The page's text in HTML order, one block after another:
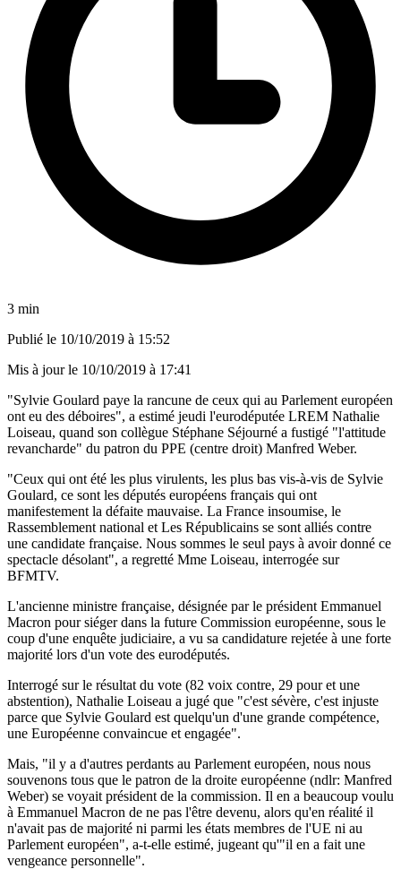
3 min
Publié le 10/10/2019 à 15:52
Mis à jour le 10/10/2019 à 17:41
"Sylvie Goulard paye la rancune de ceux qui au Parlement européen
ont eu des déboires", a estimé jeudi l'eurodéputée LREM Nathalie
Loiseau, quand son collègue Stéphane Séjourné a fustigé "l'attitude
revancharde" du patron du PPE (centre droit) Manfred Weber.
"Ceux qui ont été les plus virulents, les plus bas vis-à-vis de Sylvie
Goulard, ce sont les députés européens français qui ont
manifestement la défaite mauvaise. La France insoumise, le
Rassemblement national et Les Républicains se sont alliés contre
une candidate française. Nous sommes le seul pays à avoir donné ce
spectacle désolant", a regretté Mme Loiseau, interrogée sur
BFMTV.
L'ancienne ministre française, désignée par le président Emmanuel
Macron pour siéger dans la future Commission européenne, sous le
coup d'une enquête judiciaire, a vu sa candidature rejetée à une forte
majorité lors d'un vote des eurodéputés.
Interrogé sur le résultat du vote (82 voix contre, 29 pour et une
abstention), Nathalie Loiseau a jugé que "c'est sévère, c'est injuste
parce que Sylvie Goulard est quelqu'un d'une grande compétence,
une Européenne convaincue et engagée".
Mais, "il y a d'autres perdants au Parlement européen, nous nous
souvenons tous que le patron de la droite européenne (ndlr: Manfred
Weber) se voyait président de la commission. Il en a beaucoup voulu
à Emmanuel Macron de ne pas l'être devenu, alors qu'en réalité il
n'avait pas de majorité ni parmi les états membres de l'UE ni au
Parlement européen", a-t-elle estimé, jugeant qu'"il en a fait une
vengeance personnelle".